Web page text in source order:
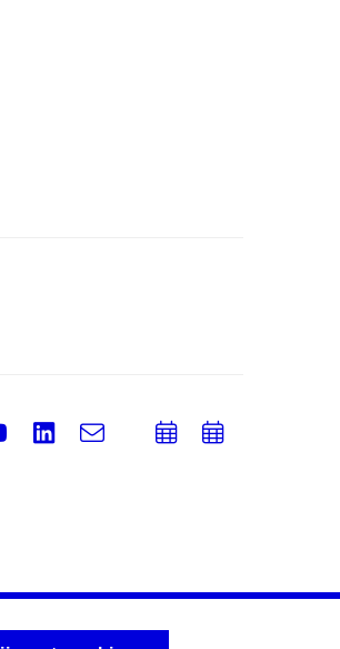
Youtube
LinkedIn
e-
PřidatPřidat